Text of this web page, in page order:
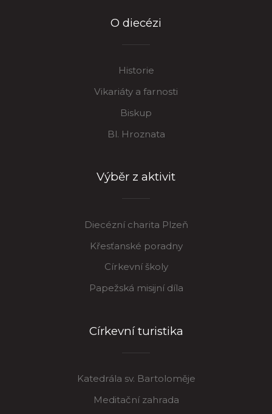
O diecézi
Historie
Vikariáty a farnosti
Biskup
Bl. Hroznata
Výběr z aktivit
Diecézní charita Plzeň
Křesťanské poradny
Církevní školy
Papežská misijní díla
Církevní turistika
Katedrála sv. Bartoloměje
Meditační zahrada